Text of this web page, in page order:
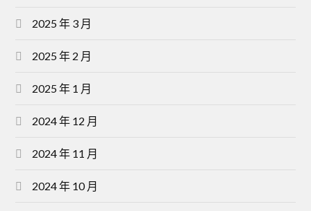
2025 年 3 月
2025 年 2 月
2025 年 1 月
2024 年 12 月
2024 年 11 月
2024 年 10 月